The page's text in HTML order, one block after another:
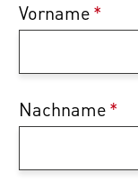
Vorname*
Nachname*